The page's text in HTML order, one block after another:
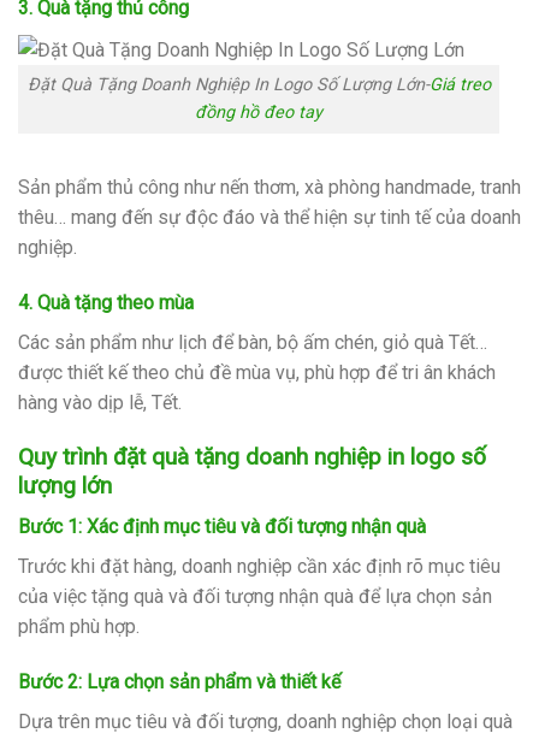
3. Quà tặng thủ công
Đặt Quà Tặng Doanh Nghiệp In Logo Số Lượng Lớn-Giá treo
đồng hồ đeo tay
Sản phẩm thủ công như nến thơm, xà phòng handmade, tranh
thêu… mang đến sự độc đáo và thể hiện sự tinh tế của doanh
nghiệp.
4. Quà tặng theo mùa
Các sản phẩm như lịch để bàn, bộ ấm chén, giỏ quà Tết…
được thiết kế theo chủ đề mùa vụ, phù hợp để tri ân khách
hàng vào dịp lễ, Tết.
Quy trình đặt quà tặng doanh nghiệp in logo số
lượng lớn
Bước 1: Xác định mục tiêu và đối tượng nhận quà
Trước khi đặt hàng, doanh nghiệp cần xác định rõ mục tiêu
của việc tặng quà và đối tượng nhận quà để lựa chọn sản
phẩm phù hợp.
Bước 2: Lựa chọn sản phẩm và thiết kế
Dựa trên mục tiêu và đối tượng, doanh nghiệp chọn loại quà